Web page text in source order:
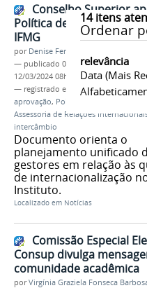
14itens
Ordenar
relevância
Data (mais
Conselho Superior
Política de
IFMG
por Denise Ferreira dos Santos
— publicado 02/06/2022—última
12/03/2024 08h06
— registrado em:
Consup,Conselho
aprovação, Política de
Assessoria de Relações
intercâmbio
Documento orienta o
planejamento unificado
gestores em relação às
de internacionalização
Instituto.
Localizado em Notícias
Comissão Especial
Consup divulga
comunidade acadêmica
porVirgínia Graziela Fonseca